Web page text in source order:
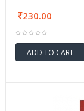
230.00
ADD TO CART